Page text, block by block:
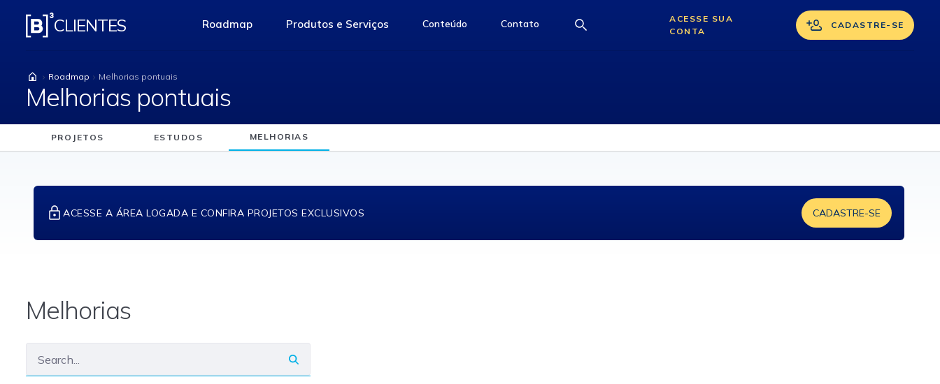
Melhorias pontuais
CLIENTES access-the-page
Roadmap access-the-page
Produtos e Serviços access-the-page
Conteúdo access-the-page
Contato
ACESSE SUA
CONTA
CADASTRE-SE
Roadmap Melhorias pontuais
Melhorias pontuais
PROJETOS ESTUDOS MELHORIAS
ACESSE A ÁREA LOGADA E CONFIRA PROJETOS EXCLUSIVOS CADASTRE-SE
Melhorias